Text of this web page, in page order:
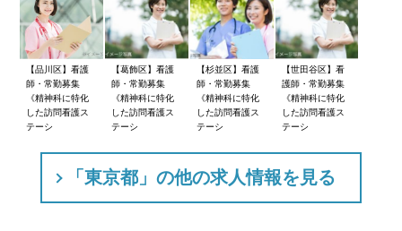
【品川区】看護
師・常勤募集
《精神科に特化
した訪問看護ス
テーシ
【葛飾区】看護
師・常勤募集
《精神科に特化
した訪問看護ス
テーシ
【杉並区】看護
師・常勤募集
《精神科に特化
した訪問看護ス
テーシ
【世田谷区】看
護師・常勤募集
《精神科に特化
した訪問看護ス
テーシ
「東京都」の他の求人情報を見る